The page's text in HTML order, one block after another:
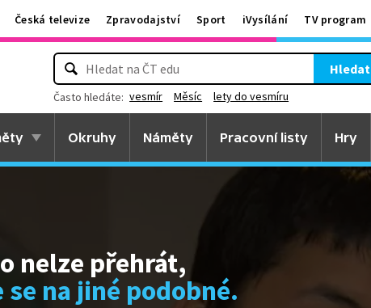
Česká televize Zpravodajství Sport iVysílání TV program
Hledat
Často hledáte: vesmír Měsíc lety do vesmíru
Okruhy Náměty Pracovní listy Hry
nelze přehrát,
na jiné podobné.